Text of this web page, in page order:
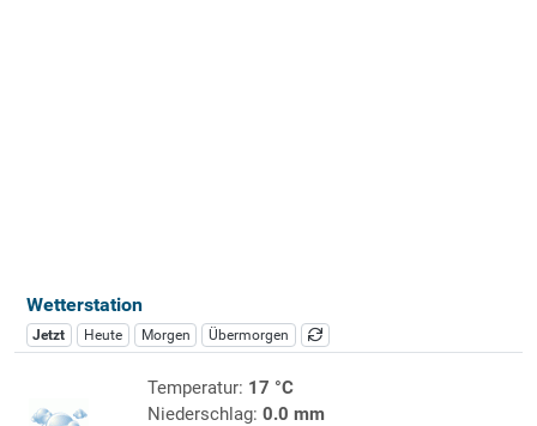
Wetterstation
Jetzt Heute Morgen Übermorgen
Temperatur: 17 °C
Niederschlag: 0.0 mm